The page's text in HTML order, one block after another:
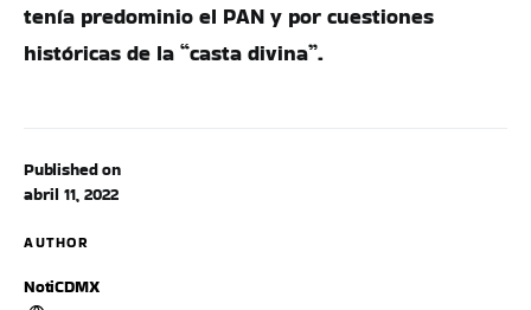
Published on
abril 11, 2022
AUTHOR
NotiCDMX
tenía predominio el PAN y por cuestiones
históricas de la “casta divina”.